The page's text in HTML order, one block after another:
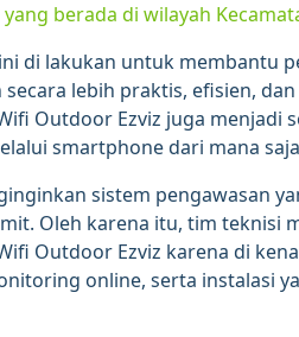
yang berada di wilayah
ini di lakukan untuk membantu
lebih praktis, efisien,
Outdoor Ezviz juga menjadi
smartphone dari mana
sistem pengawasan
Oleh karena itu, tim teknisi
Outdoor Ezviz karena di
online, serta instalasi